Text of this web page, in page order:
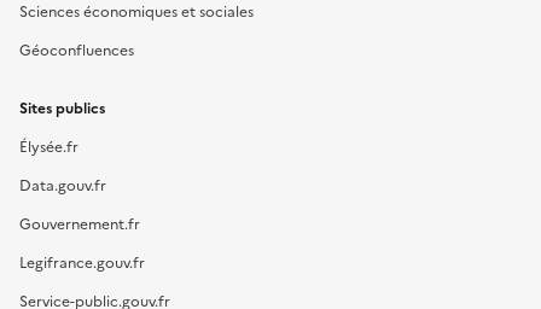
Sciences économiques et sociales
Géoconfluences
Sites publics
Élysée.fr
Data.gouv.fr
Gouvernement.fr
Legifrance.gouv.fr
Service-public.gouv.fr